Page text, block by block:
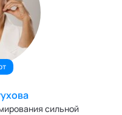
анализ
сильной